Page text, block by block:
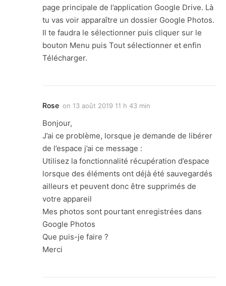
page principale de l’application Google Drive. Là
tu vas voir apparaître un dossier Google Photos.
Il te faudra le sélectionner puis cliquer sur le
bouton Menu puis Tout sélectionner et enfin
Télécharger.
Rose on 13 août 2019 11 h 43 min
Bonjour,
J’ai ce problème, lorsque je demande de libérer
de l’espace j’ai ce message :
Utilisez la fonctionnalité récupération d’espace
lorsque des éléments ont déjà été sauvegardés
ailleurs et peuvent donc être supprimés de
votre appareil
Mes photos sont pourtant enregistrées dans
Google Photos
Que puis-je faire ?
Merci